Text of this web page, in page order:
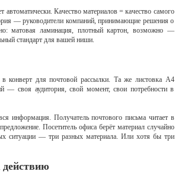
автоматически. Качество материалов = качество самого
— руководители компаний, принимающие решения о
матовая ламинация, плотный картон, возможно —
стандарт для вашей ниши.
конверт для почтовой рассылки. Та же листовка А4
— своя аудитория, свой момент, свои потребности в
информация. Получатель почтового письма читает в
Посетитель офиса берёт материал случайно
ситуации — три разных материала. Или хотя бы три